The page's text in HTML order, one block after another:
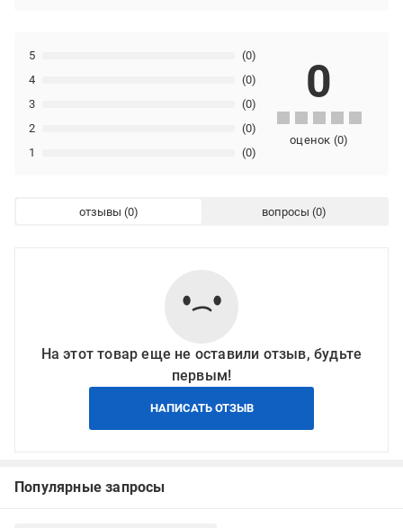
1 (0)
2 (0)
3 (0)
4 (0)
5 (0)
0
оценок (0)
отзывы вопросы
На этот товар еще не оставили отзыв, будьте
первым!
НАПИСАТЬ ОТЗЫВ
Популярные запросы